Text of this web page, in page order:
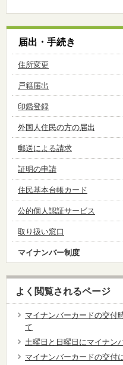
届出・手続き
住所変更
戸籍届出
印鑑登録
外国人住民の方の届出
郵送による請求
証明の申請
住民基本台帳カード
公的個人認証サービス
取り扱い窓口
マイナンバー制度
よく閲覧されるページ
マイナンバーカードの交付
て
土曜日と日曜日にマイナン
マイナンバーカードの交付